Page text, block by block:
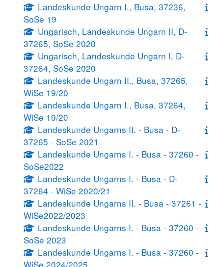
Landeskunde Ungarn I., Busa, 37236,
SoSe 19
Ungarisch, Landeskunde Ungarn II, D-
37265, SoSe 2020
Ungarisch, Landeskunde Ungarn I, D-
37264, SoSe 2020
Landeskunde Ungarn II., Busa, 37265,
WiSe 19/20
Landeskunde Ungarn I., Busa, 37264,
WiSe 19/20
Landeskunde Ungarns II. - Busa - D-
37265 - SoSe 2021
Landeskunde Ungarns I. - Busa - 37260 -
SoSe2022
Landeskunde Ungarns I. - Busa - D-
37264 - WiSe 2020/21
Landeskunde Ungarns II. - Busa - 37261 -
WiSe2022/2023
Landeskunde Ungarns I. - Busa - 37260 -
SoSe 2023
Landeskunde Ungarns I. - Busa - 37260 -
WiSe 2024/2025